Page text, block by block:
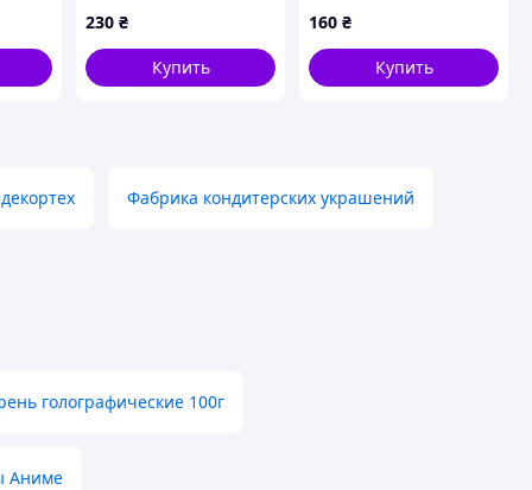
230 ₴
Купить
розовый ТМ Сладо
160 ₴
Купить
Фабрика кондитерских украшений
голографические 100г
Аниме